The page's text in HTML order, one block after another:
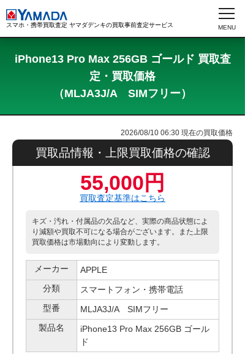
スマホ・携帯買取査定 ヤマダデンキの買取事前査定サービス
iPhone13 Pro Max 256GB ゴールド 買取査
定・買取価格
（MLJA3J/A SIMフリー）
2026/08/10 06:30 現在の買取価格
買取品情報・上限買取価格の確認
55,000円
買取査定基準はこちら
キズ・汚れ・付属品の欠品など、実際の商品状態によ
り減額や買取不可になる場合がございます。また上限
買取価格は市場動向により変動します。
メーカー
APPLE
分類
スマートフォン・携帯電話
型番
MLJA3J/A SIMフリー
製品名
iPhone13 Pro Max 256GB ゴール
ド